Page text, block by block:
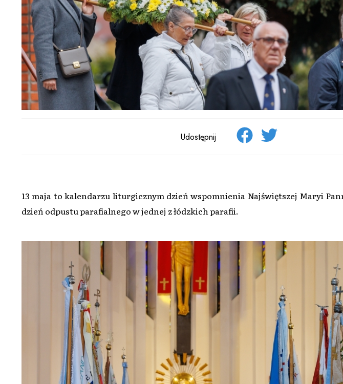
Udostępnij
13 maja to kalendarzu liturgicznym dzień wspomnienia Najświętszej Maryi
dzień odpustu parafialnego w jednej z łódzkich parafii.